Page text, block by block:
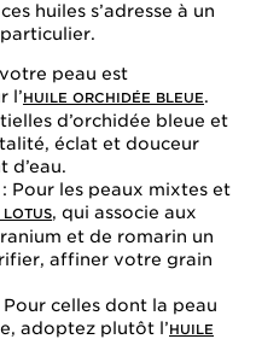
huiles s’adresse à un
votre peau est
l’HUILE ORCHIDÉE BLEUE.
d’orchidée bleue et
éclat et douceur
d’eau.
: Pour les peaux mixtes et
, qui associe aux
et de romarin un
affiner votre grain
Pour celles dont la peau
adoptez plutôt l’HUILE